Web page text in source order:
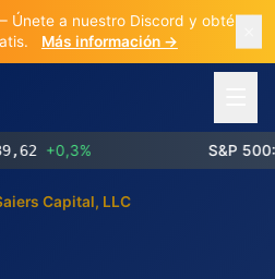
Únete a nuestro Discord y obtén 3
Más información →
+0,3% S&P 500:
Capital, LLC